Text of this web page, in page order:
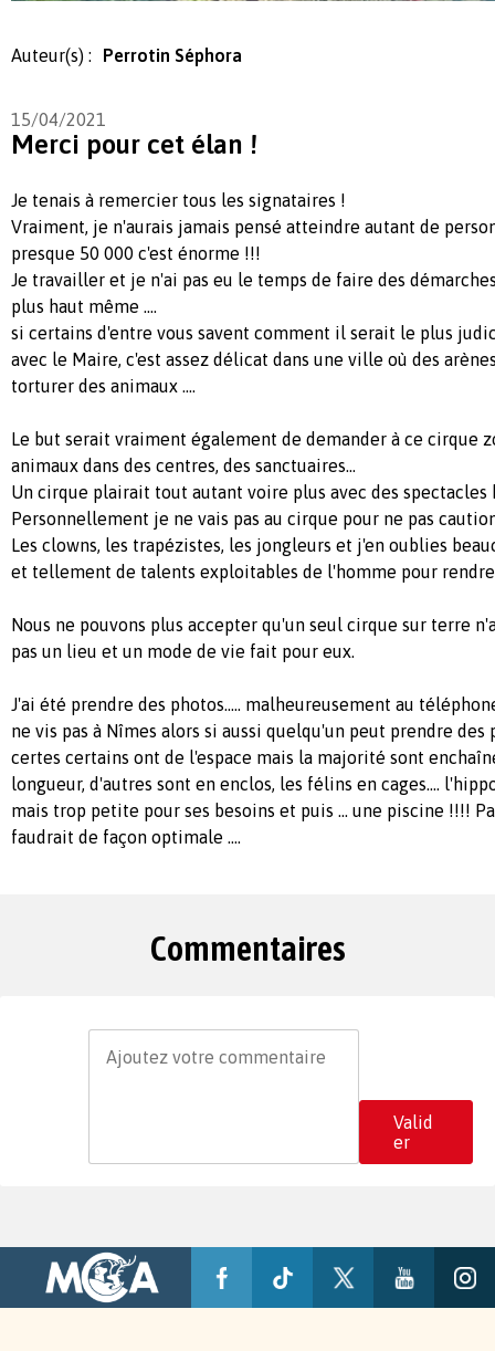
Auteur(s) : Perrotin Séphora
15/04/2021
Merci pour cet élan !
Je tenais à remercier tous les signataires !
Vraiment, je n'aurais jamais pensé atteindre autant de
presque 50 000 c'est énorme !!!
Je travailler et je n'ai pas eu le temps de faire des
plus haut même ....
si certains d'entre vous savent comment il serait le plus
avec le Maire, c'est assez délicat dans une ville où des
torturer des animaux ....
Le but serait vraiment également de demander à ce cirque
animaux dans des centres, des sanctuaires...
Un cirque plairait tout autant voire plus avec des spectacles
Personnellement je ne vais pas au cirque pour ne pas
Les clowns, les trapézistes, les jongleurs et j'en oublies
et tellement de talents exploitables de l'homme pour
Nous ne pouvons plus accepter qu'un seul cirque sur terre
pas un lieu et un mode de vie fait pour eux.
J'ai été prendre des photos..... malheureusement au
ne vis pas à Nîmes alors si aussi quelqu'un peut prendre des
certes certains ont de l'espace mais la majorité sont
longueur, d'autres sont en enclos, les félins en cages....
mais trop petite pour ses besoins et puis ... une piscine !!!!
faudrait de façon optimale ....
Commentaires
Valid
er